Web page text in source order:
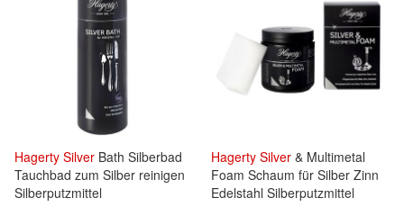
Hagerty Silver Bath Silberbad
Tauchbad zum Silber reinigen
Silberputzmittel
Hagerty Silver & Multimetal
Foam Schaum für Silber Zinn
Edelstahl Silberputzmittel